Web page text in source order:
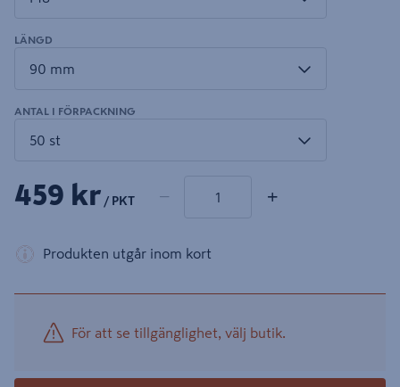
LÄNGD
ANTAL I FÖRPACKNING
459 kr / PKT − +
Produkten utgår inom kort
För att se tillgänglighet, välj butik.